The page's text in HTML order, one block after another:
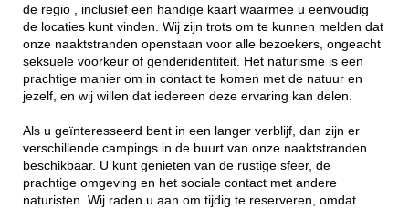
de regio , inclusief een handige kaart waarmee u eenvoudig
de locaties kunt vinden. Wij zijn trots om te kunnen melden dat
onze naaktstranden openstaan voor alle bezoekers, ongeacht
seksuele voorkeur of genderidentiteit. Het naturisme is een
prachtige manier om in contact te komen met de natuur en
jezelf, en wij willen dat iedereen deze ervaring kan delen.
Als u geïnteresseerd bent in een langer verblijf, dan zijn er
verschillende campings in de buurt van onze naaktstranden
beschikbaar. U kunt genieten van de rustige sfeer, de
prachtige omgeving en het sociale contact met andere
naturisten. Wij raden u aan om tijdig te reserveren, omdat